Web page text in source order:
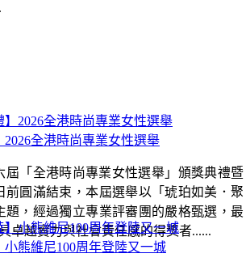
2026全港時尚專業女性選舉
屆「全港時尚專業女性選舉」頒獎典禮暨
前圓滿結束，本屆選舉以「琥珀如美．聚
題，經過獨立專業評審團的嚴格甄選，最
卓越實力與社會責任感的得獎者......
小熊維尼100周年登陸又一城